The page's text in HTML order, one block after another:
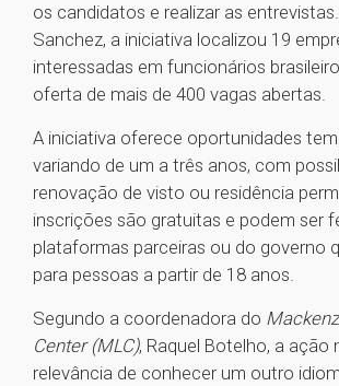
os candidatos e realizar as
Sanchez, a iniciativa localizou 19
interessadas em funcionários
oferta de mais de 400 vagas abertas.
A iniciativa oferece oportunidades
variando de um a três anos, com
renovação de visto ou residência
inscrições são gratuitas e podem ser
plataformas parceiras ou do governo
para pessoas a partir de 18 anos.
Segundo a coordenadora do
Center (MLC), Raquel Botelho, a ação
relevância de conhecer um outro